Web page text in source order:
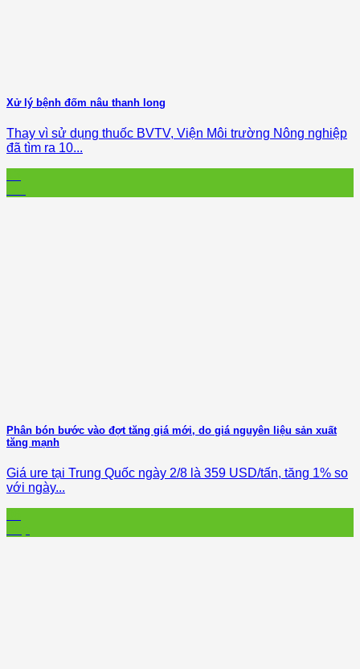
Xử lý bệnh đốm nâu thanh long
Thay vì sử dụng thuốc BVTV, Viện Môi trường Nông nghiệp
đã tìm ra 10...
Phân bón bước vào đợt tăng giá mới, do giá nguyên liệu sản xuất
tăng mạnh
Giá ure tại Trung Quốc ngày 2/8 là 359 USD/tấn, tăng 1% so
với ngày...